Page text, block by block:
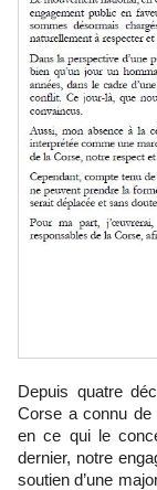
Depuis quatre décennies, du fait de sa situation politique, la
Corse a connu de
en ce qui le
dernier, notre
soutien d’une